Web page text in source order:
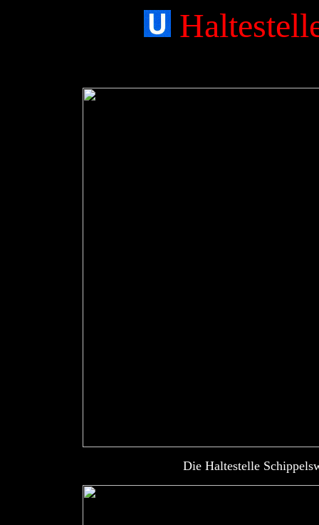
Die Haltestelle